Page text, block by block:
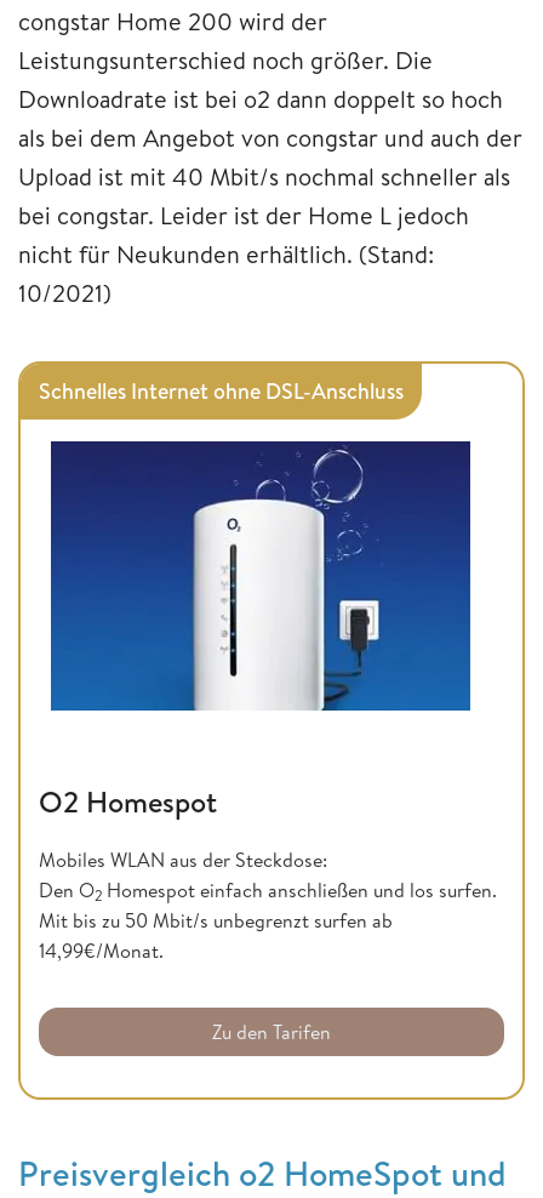
congstar Home 200 wird der
Leistungsunterschied noch größer. Die
Downloadrate ist bei o2 dann doppelt so hoch
als bei dem Angebot von congstar und auch der
Upload ist mit 40 Mbit/s nochmal schneller als
bei congstar. Leider ist der Home L jedoch
nicht für Neukunden erhältlich. (Stand:
10/2021)
Schnelles Internet ohne DSL-Anschluss
O2 Homespot
Mobiles WLAN aus der Steckdose:
Den O2 Homespot einfach anschließen und los surfen.
Mit bis zu 50 Mbit/s unbegrenzt surfen ab
14,99€/Monat.
Zu den Tarifen
Preisvergleich o2 HomeSpot und